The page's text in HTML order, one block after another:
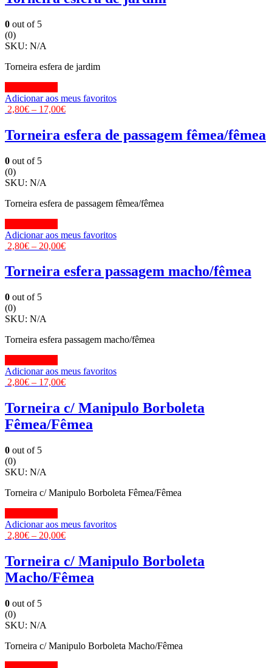
0 out of 5
(0)
SKU: N/A
Torneira esfera de jardim
Adicionar aos meus favoritos
2,80€ – 17,00€
Torneira esfera de passagem fêmea/fêmea
0 out of 5
(0)
SKU: N/A
Torneira esfera de passagem fêmea/fêmea
Adicionar aos meus favoritos
2,80€ – 20,00€
Torneira esfera passagem macho/fêmea
0 out of 5
(0)
SKU: N/A
Torneira esfera passagem macho/fêmea
Adicionar aos meus favoritos
2,80€ – 17,00€
Torneira c/ Manipulo Borboleta
Fêmea/Fêmea
0 out of 5
(0)
SKU: N/A
Torneira c/ Manipulo Borboleta Fêmea/Fêmea
Adicionar aos meus favoritos
2,80€ – 20,00€
Torneira c/ Manipulo Borboleta
Macho/Fêmea
0 out of 5
(0)
SKU: N/A
Torneira c/ Manipulo Borboleta Macho/Fêmea